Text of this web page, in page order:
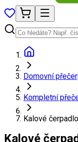
Domovní
Kompletní
Kalové
Kalové